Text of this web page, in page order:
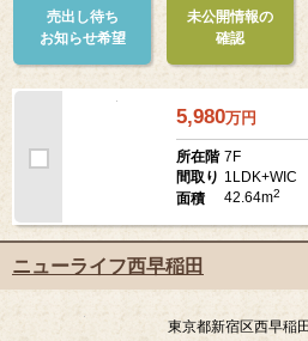
売出し待ち
お知らせ希望
未公開情報の
確認
5,980 万
所在階
7F
間取り 1LDK+WIC
面積
42.64m2
ニューライフ西早稲田